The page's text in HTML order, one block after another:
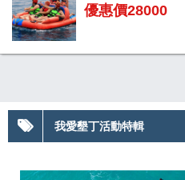
優惠價28000
我愛墾丁活動特輯